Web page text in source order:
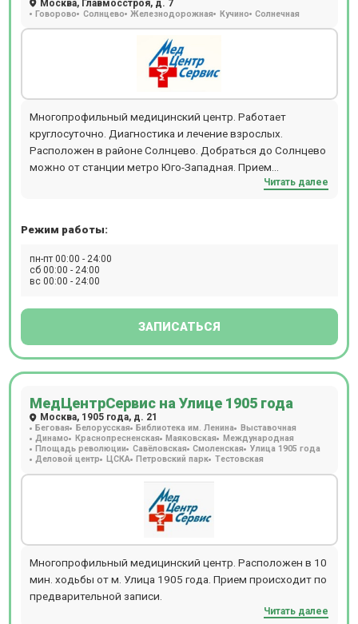
Москва, Главмосстроя, д. 7
Говорово Солнцево Железнодорожная Кучино Солнечная
Многопрофильный медицинский центр. Работает
круглосуточно. Диагностика и лечение взрослых.
Расположен в районе Солнцево. Добраться до Солнцево
можно от станции метро Юго-Западная. Прием
Читать далее
Режим работы:
пн-пт 00:00 - 24:00
сб 00:00 - 24:00
вс 00:00 - 24:00
ЗАПИСАТЬСЯ
МедЦентрСервис на Улице 1905 года
Москва, 1905 года, д. 21
Беговая Белорусская Библиотека им. Ленина
Выставочная
Динамо
Краснопресненская Маяковская
Международная
Площадь революции Савёловская Смоленская Улица 1905 года
Деловой центр
ЦСКА Петровский парк Тестовская
Многопрофильный медицинский центр. Расположен в 10
мин. ходьбы от м. Улица 1905 года. Прием происходит по
предварительной записи.
Читать далее